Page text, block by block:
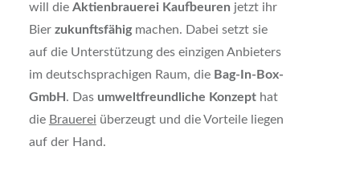
will die Aktienbrauerei Kaufbeuren jetzt ihr
Bier zukunftsfähig machen. Dabei setzt sie
auf die Unterstützung des einzigen Anbieters
im deutschsprachigen Raum, die Bag-In-Box-
GmbH . Das umweltfreundliche Konzepthat
die Brauerei überzeugt und die Vorteile liegen
auf der Hand.